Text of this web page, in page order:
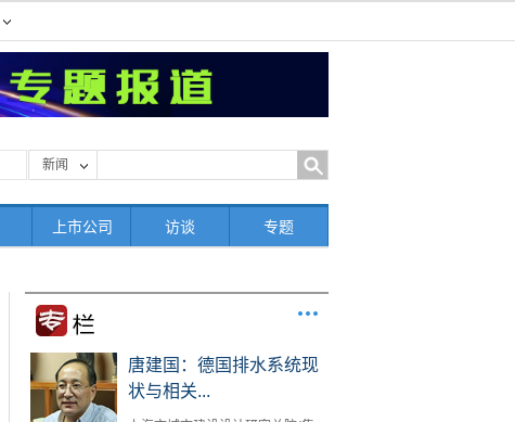
新闻
上市公司 访谈 专题
唐建国：德国排水系统现
状与相关...